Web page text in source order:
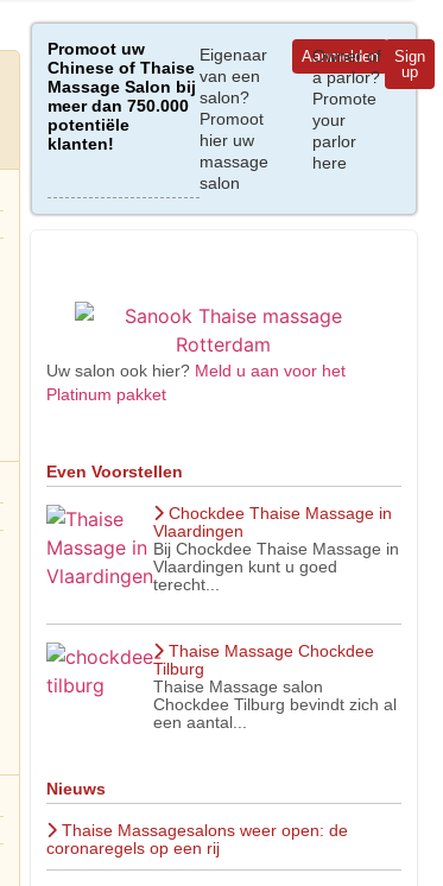
Promoot uw
Chinese of Thaise
Massage Salon bij
meer dan 750.000
potentiële
klanten!
Eigenaar
van een
salon?
Promoot
hier uw
massage
salon
Aanmelden
Owner of
a parlor?
Promote
your
parlor
here
Sign
up
Uw salon ook hier? Meld u aan voor het
Platinum pakket
Even Voorstellen
Chockdee Thaise Massage in
Vlaardingen
Bij Chockdee Thaise Massage in
Vlaardingen kunt u goed
terecht...
Thaise Massage Chockdee
Tilburg
Thaise Massage salon
Chockdee Tilburg bevindt zich al
een aantal...
Nieuws
Thaise Massagesalons weer open: de
coronaregels op een rij